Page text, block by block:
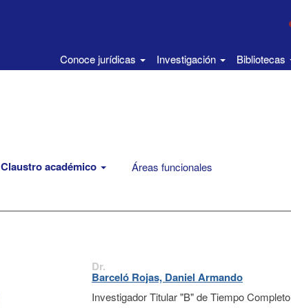
Conoce jurídicas Investigación Bibliotecas
Claustro académico Áreas funcionales
Dr.
Barceló Rojas, Daniel Armando
Investigador Titular "B" de Tiempo Completo